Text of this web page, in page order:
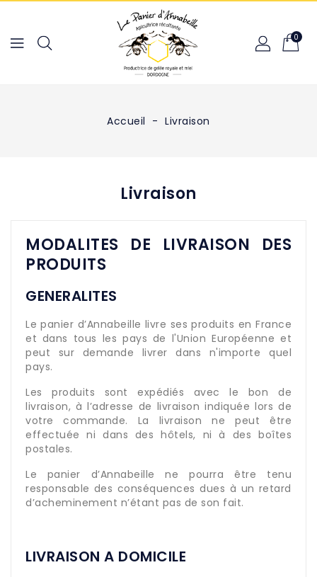
0
Accueil Livraison
Livraison
MODALITES DE LIVRAISON DES
PRODUITS
GENERALITES
Le panier d’Annabeille livre ses produits en France
et dans tous les pays de l'Union Européenne et
peut sur demande livrer dans n'importe quel
pays.
Les produits sont expédiés avec le bon de
livraison, à l’adresse de livraison indiquée lors de
votre commande. La livraison ne peut être
effectuée ni dans des hôtels, ni à des boîtes
postales.
Le panier d’Annabeille ne pourra être tenu
responsable des conséquences dues à un retard
d’acheminement n’étant pas de son fait.
LIVRAISON A DOMICILE